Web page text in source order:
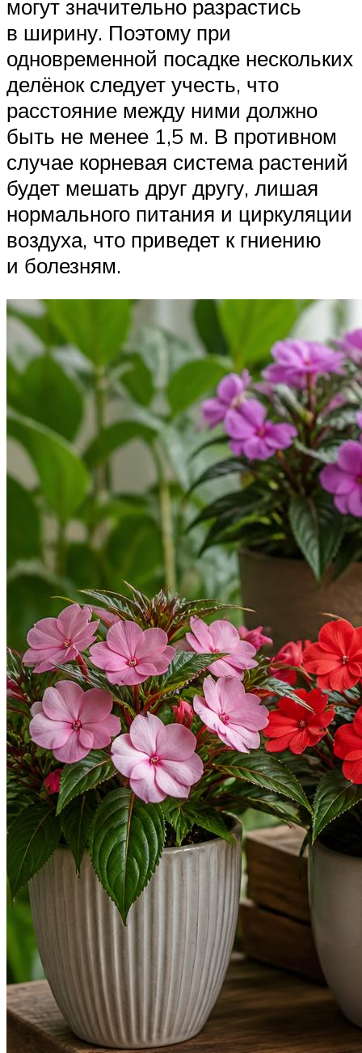
могут значительно разрастись
в ширину. Поэтому при
одновременной посадке нескольких
делёнок следует учесть, что
расстояние между ними должно
быть не менее 1,5 м. В противном
случае корневая система растений
будет мешать друг другу, лишая
нормального питания и циркуляции
воздуха, что приведет к гниению
и болезням.